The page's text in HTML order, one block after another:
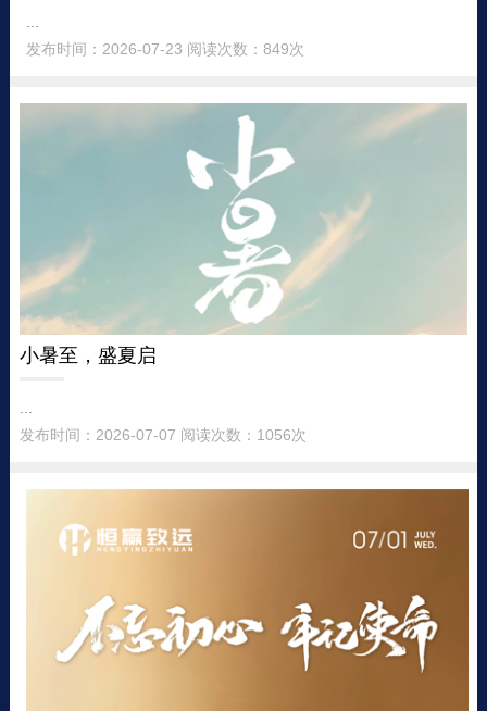
发布时间：2026-07-23 阅读次数：849次
小暑至，盛夏启
...
发布时间：2026-07-07 阅读次数：1056次